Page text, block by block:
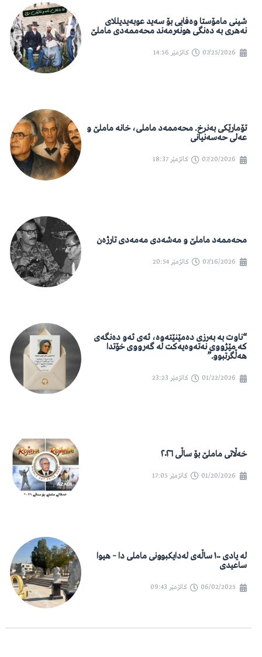
شینی مامۆستا وەفایی بۆ سەید عوبەیدیللای
نەهری بە دەنگی هونەرمەند محەممەدی ماملێ
07/25/2026 کاتژمێر 14:56
تۆمارێکی بەنرخ. محەممەد ماملی، خانە ماملێ و
عەلی حەسەنیانی
07/20/2026 کاتژمێر 18:37
محەممەد ماملێ و مەشەدی مەمەدی تارژەن
07/16/2026 کاتژمێر 20:54
“ناوت بە بەرزی دەمێنێتەوە، ئەی ئەو دەنگەی
کە مێژووی نەتەوەیەکت لە گەرووی خۆتدا
هەڵگرتبوو.”
01/22/2026 کاتژمێر 23:23
خەڵاتی ماملێ بۆ ساڵی ٢٠٢٦
01/20/2026 کاتژمێر 17:05
لە یادی ١٠٠ ساڵەی لەدایکبوونی ماملی دا – هیوا
ساعیدی
06/02/2025 کاتژمێر 09:43